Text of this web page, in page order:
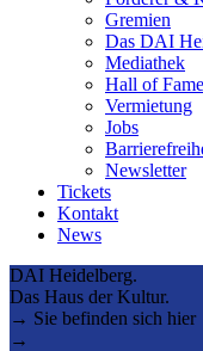
Gremien
Das DAI
Mediathek
Hall of Fame
Vermietung
Jobs
Newsletter
Tickets
Kontakt
News
DAI Heidelberg.
Das Haus der Kultur.
→ Sie befinden sich hier
→